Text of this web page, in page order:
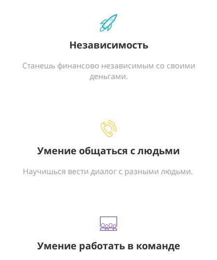
Независимость
Станешь финансово независимым со своими
деньгами.
Умение общаться с людьми
Научишься вести диалог с разными людьми.
Умение работать в команде